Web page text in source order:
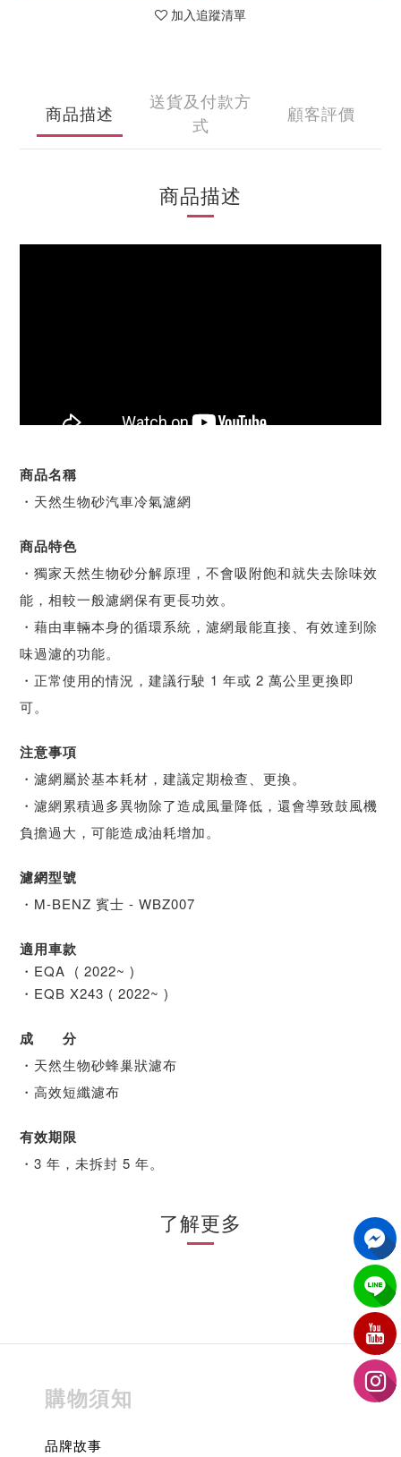
加入追蹤清單
商品描述
送貨及付款方
式
顧客評價
商品描述
商品名稱
・天然生物砂汽車冷氣濾網
商品特色
・獨家天然生物砂分解原理，不會吸附飽和就失去除味效
能，相較一般濾網保有更長功效。
・藉由車輛本身的循環系統，濾網最能直接、有效達到除
味過濾的功能。
・正常使用的情況，建議行駛 1 年或 2 萬公里更換即
可。
注意事項
・濾網屬於基本耗材，建議定期檢查、更換。
・濾網累積過多異物除了造成風量降低，還會導致鼓風機
負擔過大，可能造成油耗增加。
濾網型號
・M-BENZ 賓士 - WBZ007
適用車款
・EQA ( 2022~ )
・EQB X243 ( 2022~ )
成 分
・天然生物砂蜂巢狀濾布
・高效短纖濾布
有效期限
・3 年，未拆封 5 年。
了解更多
購物須知
品牌故事